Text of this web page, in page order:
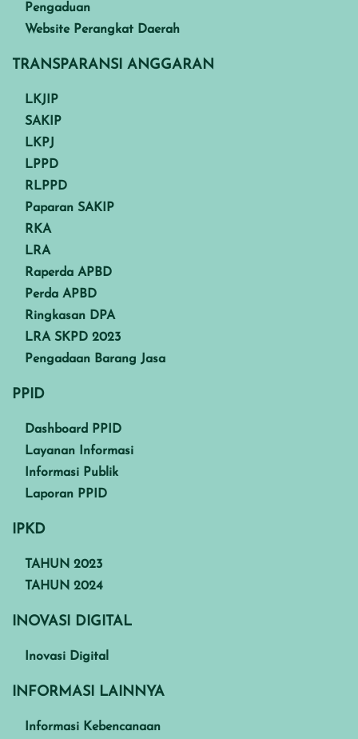
Pengaduan
Website Perangkat Daerah
TRANSPARANSI ANGGARAN
LKJIP
SAKIP
LKPJ
LPPD
RLPPD
Paparan SAKIP
RKA
LRA
Raperda APBD
Perda APBD
Ringkasan DPA
LRA SKPD 2023
Pengadaan Barang Jasa
PPID
Dashboard PPID
Layanan Informasi
Informasi Publik
Laporan PPID
IPKD
TAHUN 2023
TAHUN 2024
INOVASI DIGITAL
Inovasi Digital
INFORMASI LAINNYA
Informasi Kebencanaan